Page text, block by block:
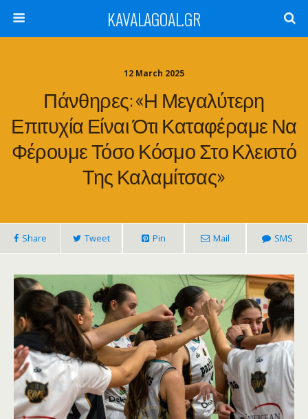
KAVALAGOAL.GR
12 March 2025
Πάνθηρες: «Η Μεγαλύτερη
Επιτυχία Είναι Ότι Καταφέραμε Να
Φέρουμε Τόσο Κόσμο Στο Κλειστό
Της Καλαμίτσας»
Share Tweet Pin Mail SMS